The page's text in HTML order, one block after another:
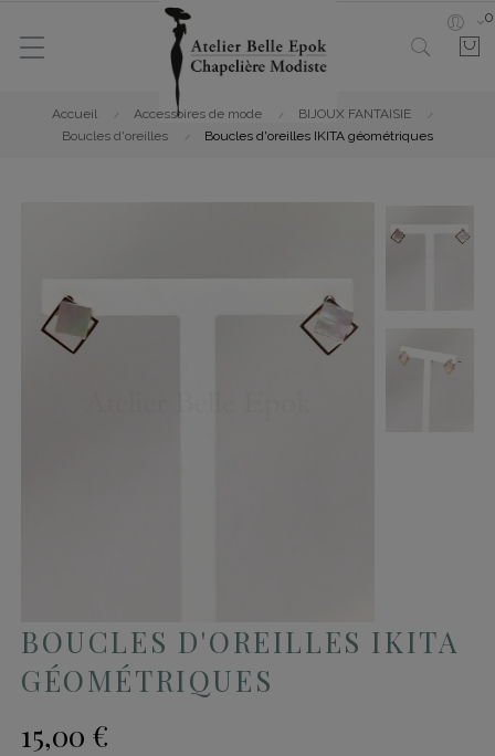
0
Accueil Accessoires de mode
BIJOUX FANTAISIE
Boucles d'oreilles
Boucles d'oreilles IKITA géométriques
BOUCLES D'OREILLES IKITA
GÉOMÉTRIQUES
15,00 €